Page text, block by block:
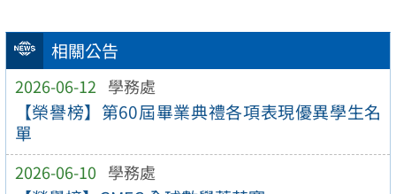
相關公告
2026-06-12 學務處
【榮譽榜】第60屆畢業典禮各項表現優異學生名
單
2026-06-10 學務處